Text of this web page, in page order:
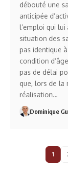
débouté une
anticipée
l’emploi qui
situation des
pas identique
condition
pas de délai
que, lors de la
réalisation…
Dominique
1